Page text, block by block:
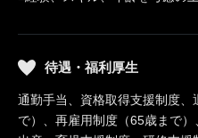
待遇・福利厚生
通勤手当、資格取得支援制度、
で）、再雇用制度（65歳まで）